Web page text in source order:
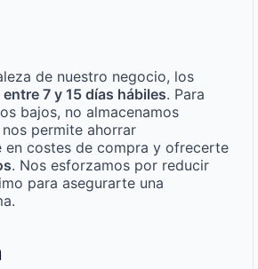
de nuestro negocio, los
entre 7 y 15 días hábiles. Para
bajos, no almacenamos
permite ahorrar
en costes de compra y ofrecerte
. Nos esforzamos por reducir
para asegurarte una